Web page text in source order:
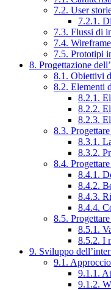
7.2. User
7.2.1.
7.3. Flussi di
7.4. Wireframe
7.5. Prototipi
8. Progettazione
8.1. Obiettivi
8.2. Elementi
8.2.1.
8.2.2.
8.2.3.
8.3.
8.3.1.
8.3.2.
8.4.
8.4.1.
8.4.2.
8.4.3.
8.4.4.
8.5.
8.5.1.
8.5.2. I
9. Sviluppo
9.1.
9.1.1.
9.1.2.